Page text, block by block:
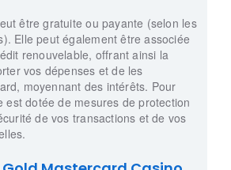
être gratuite ou payante (selon les
Elle peut également être associée
renouvelable, offrant ainsi la
vos dépenses et de les
moyennant des intérêts. Pour
est dotée de mesures de protection
de vos transactions et de vos